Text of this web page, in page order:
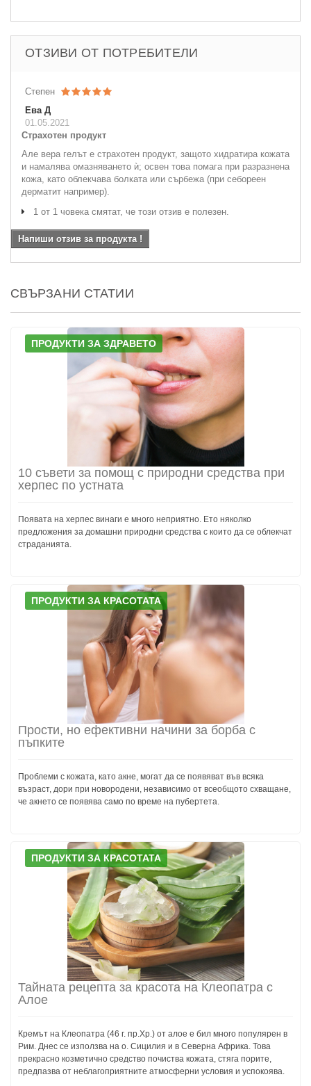
ОТЗИВИ ОТ ПОТРЕБИТЕЛИ
Степен
Ева Д
01.05.2021
Страхотен продукт
Але вера гелът е страхотен продукт, защото хидратира кожата
и намалява омазняването ѝ; освен това помага при разразнена
кожа, като облекчава болката или сърбежа (при себореен
дерматит например).
1 от 1 човека смятат, че този отзив е полезен.
Напиши отзив за продукта !
СВЪРЗАНИ СТАТИИ
ПРОДУКТИ ЗА ЗДРАВЕТО
10 съвети за помощ с природни средства при
херпес по устната
Появата на херпес винаги е много неприятно. Ето няколко
предложения за домашни природни средства с които да се облекчат
страданията.
ПРОДУКТИ ЗА КРАСОТАТА
Прости, но ефективни начини за борба с
пъпките
Проблеми с кожата, като акне, могат да се появяват във всяка
възраст, дори при новородени, независимо от всеобщото схващане,
че акнето се появява само по време на пубертета.
ПРОДУКТИ ЗА КРАСОТАТА
Тайната рецепта за красота на Клеопатра с
Алое
Кремът на Клеопатра (46 г. пр.Хр.) от алое е бил много популярен в
Рим. Днес се използва на о. Сицилия и в Северна Африка. Това
прекрасно козметично средство почиства кожата, стяга порите,
предпазва от неблагоприятните атмосферни условия и успокоява.